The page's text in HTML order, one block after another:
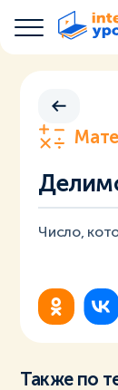
Число,
Также по